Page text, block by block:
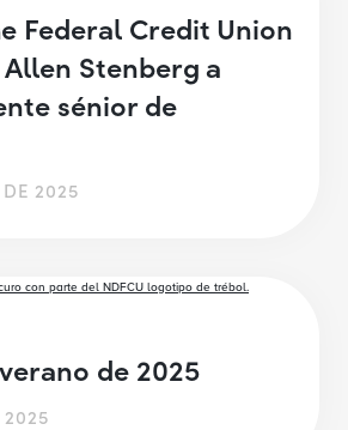
Federal Credit Union
Stenberg a
sénior de
2025
de 2025
2025